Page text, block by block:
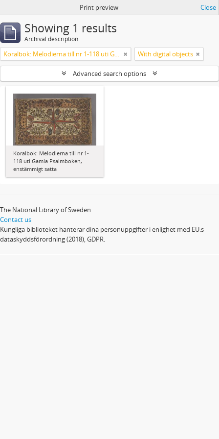
Print preview Close
Showing 1 results
Archival description
Koralbok: Melodierna till nr 1-118 uti Gamla Psalmboken, enstämmigt satta With digital objects
Advanced search options
Koralbok: Melodierna till nr 1-
118 uti Gamla Psalmboken,
enstämmigt satta
The National Library of Sweden
Contact us
Kungliga biblioteket hanterar dina personuppgifter i enlighet med EU:s
dataskyddsförordning (2018), GDPR.